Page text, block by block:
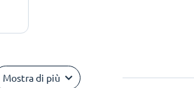
Mostra di più